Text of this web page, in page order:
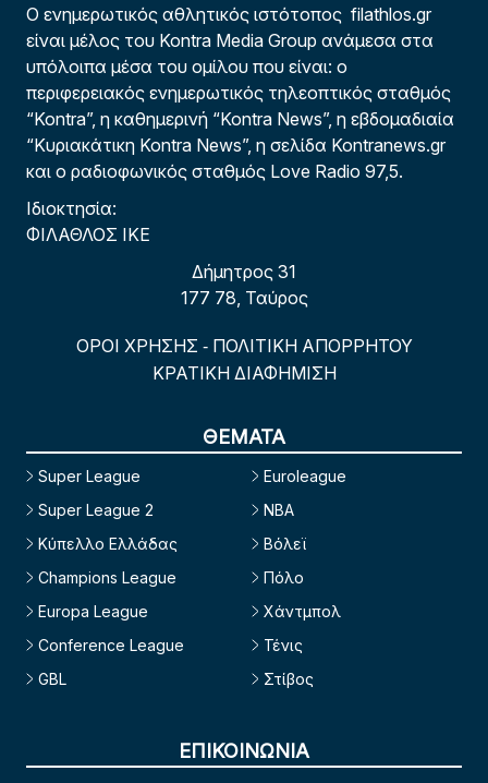
Ο ενημερωτικός αθλητικός ιστότοπος filathlos.gr
είναι μέλος του Kontra Media Group ανάμεσα στα
υπόλοιπα μέσα του ομίλου που είναι: ο
περιφερειακός ενημερωτικός τηλεοπτικός σταθμός
“Kontra”, η καθημερινή “Kontra News”, η εβδομαδιαία
“Κυριακάτικη Kontra News”, η σελίδα Kontranews.gr
και ο ραδιοφωνικός σταθμός Love Radio 97,5.
Ιδιοκτησία:
ΦΙΛΑΘΛΟΣ ΙΚΕ
Δήμητρος 31
177 78, Ταύρος
ΟΡΟΙ ΧΡΗΣΗΣ - ΠΟΛΙΤΙΚΗ ΑΠΟΡΡΗΤΟΥ
ΚΡΑΤΙΚΗ ΔΙΑΦΗΜΙΣΗ
ΘΕΜΑΤΑ
Super League
Super League 2
Κύπελλο Ελλάδας
Champions League
Europa League
Conference League
GBL
Euroleague
NBA
Βόλεϊ
Πόλο
Χάντμπολ
Τένις
Στίβος
ΕΠΙΚΟΙΝΩΝΙΑ